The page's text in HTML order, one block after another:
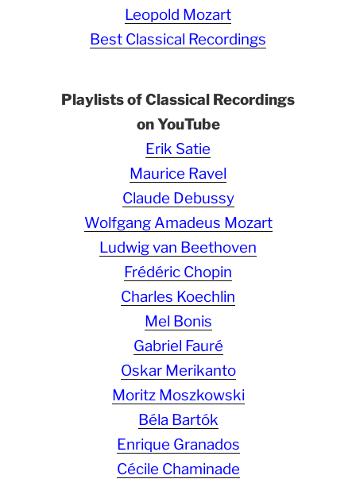
Leopold Mozart
Best Classical Recordings
Playlists of Classical Recordings
on YouTube
Erik Satie
Maurice Ravel
Claude Debussy
Wolfgang Amadeus Mozart
Ludwig van Beethoven
Frédéric Chopin
Charles Koechlin
Mel Bonis
Gabriel Fauré
Oskar Merikanto
Moritz Moszkowski
Béla Bartók
Enrique Granados
Cécile Chaminade